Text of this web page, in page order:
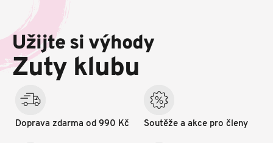
a
í
Užijte si výhody
Zuty klubu
Doprava zdarma od 990 Kč Soutěže a akce pro členy